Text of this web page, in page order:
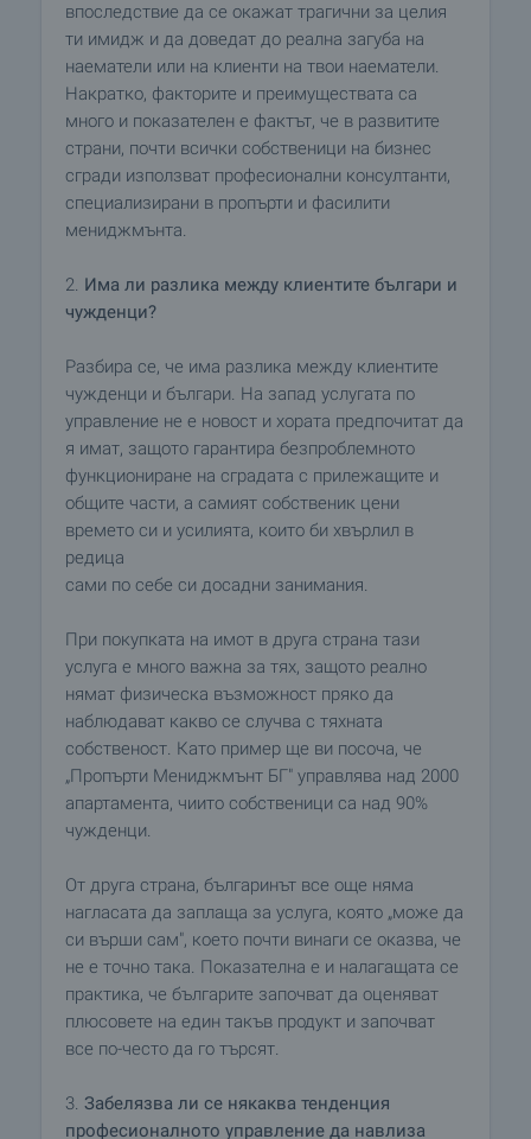
впоследствие да се окажат трагични за целия
ти имидж и да доведат до реална загуба на
наематели или на клиенти на твои наематели.
Накратко, факторите и преимуществата са
много и показателен е фактът, че в развитите
страни, почти всички собственици на бизнес
сгради използват професионални консултанти,
специализирани в пропърти и фасилити
мениджмънта.
2. Има ли разлика между клиентите българи и
чужденци?
Разбира се, че има разлика между клиентите
чужденци и българи. На запад услугата по
управление не е новост и хората предпочитат да
я имат, защото гарантира безпроблемното
функциониране на сградата с прилежащите и
общите части, а самият собственик цени
времето си и усилията, които би хвърлил в
редица
сами по себе си досадни занимания.
При покупката на имот в друга страна тази
услуга е много важна за тях, защото реално
нямат физическа възможност пряко да
наблюдават какво се случва с тяхната
собственост. Като пример ще ви посоча, че
„Пропърти Мениджмънт БГ" управлява над 2000
апартамента, чиито собственици са над 90%
чужденци.
От друга страна, българинът все още няма
нагласата да заплаща за услуга, която „може да
си върши сам", което почти винаги се оказва, че
не е точно така. Показателна е и налагащата се
практика, че българите започват да оценяват
плюсовете на един такъв продукт и започват
все по-често да го търсят.
3. Забелязва ли се някаква тенденция
професионалното управление да навлиза